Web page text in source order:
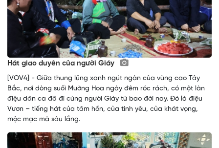
Hát giao duyên của người Giáy
[VOV4] - Giữa thung lũng xanh ngút ngàn của vùng cao Tây
Bắc, nơi dòng suối Mường Hoa ngày đêm róc rách, có một làn
điệu dân ca đã đi cùng người Giáy từ bao đời nay. Đó là điệu
Vươn – tiếng hát của tâm hồn, của tình yêu, của khát vọng,
mộc mạc mà sâu lắng.